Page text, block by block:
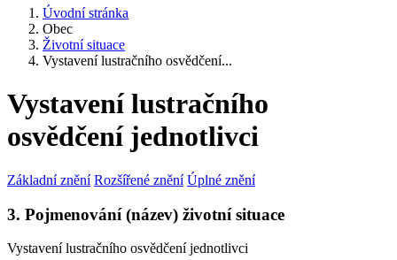
Úvodní stránka
Obec
Životní situace
Vystavení lustračního osvědčení...
Vystavení lustračního
osvědčení jednotlivci
Základní znění Rozšířené znění Úplné znění
3. Pojmenování (název) životní situace
Vystavení lustračního osvědčení jednotlivci